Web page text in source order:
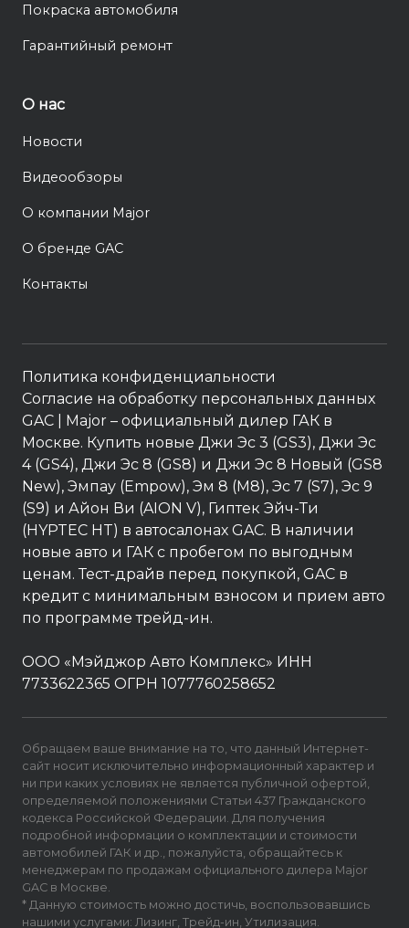
Покраска автомобиля
Гарантийный ремонт
О нас
Новости
Видеообзоры
О компании Major
О бренде GAC
Контакты
Политика конфиденциальности
Согласие на обработку персональных данных
GAC | Major – официальный дилер ГАК в
Москве. Купить новые Джи Эс 3 (GS3), Джи Эс
4 (GS4), Джи Эс 8 (GS8) и Джи Эс 8 Новый (GS8
New), Эмпау (Empow), Эм 8 (M8), Эс 7 (S7), Эс 9
(S9) и Айон Ви (AION V), Гиптек Эйч-Ти
(HYPTEC HT) в автосалонах GAC. В наличии
новые авто и ГАК с пробегом по выгодным
ценам. Тест-драйв перед покупкой, GAC в
кредит с минимальным взносом и прием авто
по программе трейд-ин.
ООО «Мэйджор Авто Комплекс» ИНН
7733622365 ОГРН 1077760258652
Обращаем ваше внимание на то, что данный Интернет-
сайт носит исключительно информационный характер и
ни при каких условиях не является публичной офертой,
определяемой положениями Статьи 437 Гражданского
кодекса Российской Федерации. Для получения
подробной информации о комплектации и стоимости
автомобилей ГАК и др., пожалуйста, обращайтесь к
менеджерам по продажам официального дилера Major
GAC в Москве.
* Данную стоимость можно достичь, воспользовавшись
нашими услугами: Лизинг, Трейд-ин, Утилизация.